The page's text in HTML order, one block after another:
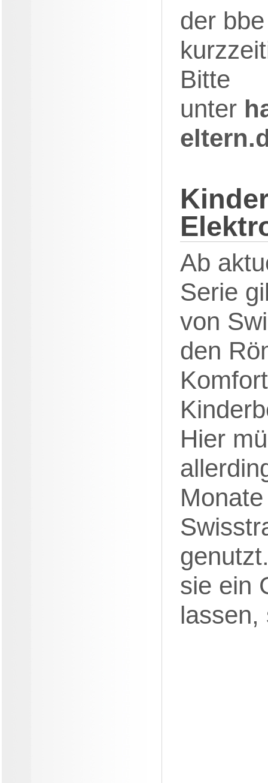
der
Bitte
unter
Ab
Serie
von
den
Hier
sie ein